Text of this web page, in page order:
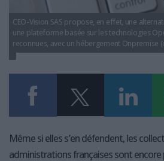
NOS OFFRES D'ABONNEMENTS
CEO-Vision SAS propose, en effet, une
une plateforme basée sur les technologies
reconnues, avec un hébergement Onpremise
Même si elles s’en défendent, les
administrations françaises sont encore